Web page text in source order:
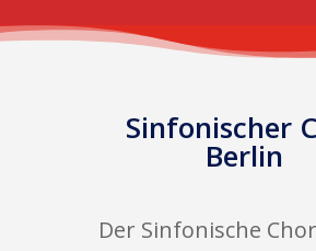
Sinfonischer
Berlin
Der Sinfonische